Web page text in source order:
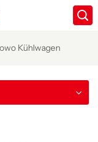
Kühlwagen